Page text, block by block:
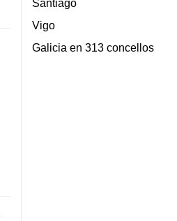
Santiago
Vigo
Galicia en 313 concellos